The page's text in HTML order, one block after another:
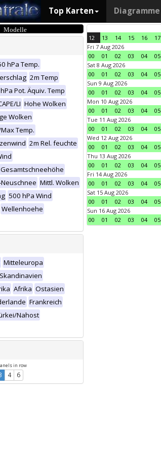
Top Karten Diagramme
hPa Temp.
2m Temp
Pot. Äquiv. Temp
LI Hohe Wolken
Wolken
Temp.
2m Rel. feuchte
Gesamtschneehöhe
Mittl. Wolken
500 hPa Wind
Wellenhoehe
Mitteleuropa
Skandinavien
Afrika Ostasien
Frankreich
Nahost
in row
4 6
12 13 14 15 16 17
Fri 7 Aug 2026
00
01 02 03 04 05
Sat 8 Aug 2026
00
01 02 03 04 05
Sun 9 Aug 2026
00
01 02 03 04 05
Mon 10 Aug 2026
00
01 02 03 04 05
Tue 11 Aug 2026
00
01 02 03 04 05
Wed 12 Aug 2026
00
01 02 03 04 05
Thu 13 Aug 2026
00
01 02 03 04 05
Fri 14 Aug 2026
00
01 02 03 04 05
Sat 15 Aug 2026
00
01 02 03 04 05
Sun 16 Aug 2026
00
01 02 03 04 05